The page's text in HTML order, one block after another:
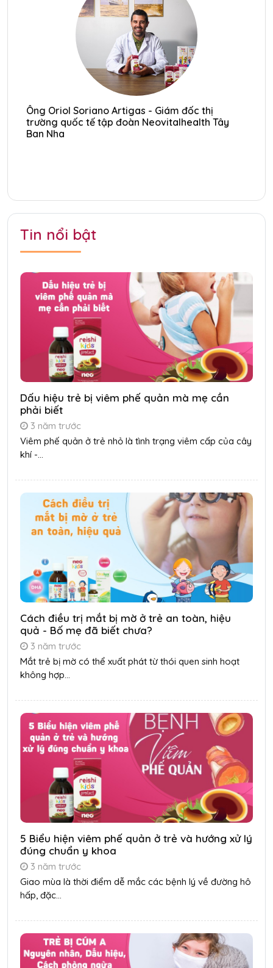
Ông Oriol Soriano Artigas - Giám đốc thị
trường quốc tế tập đoàn Neovitalhealth Tây
Ban Nha
Tin nổi bật
Dấu hiệu trẻ bị viêm phế quản mà mẹ cần
phải biết
3 năm trước
Viêm phế quản ở trẻ nhỏ là tình trạng viêm cấp của cây
khí -...
Cách điều trị mắt bị mờ ở trẻ an toàn, hiệu
quả - Bố mẹ đã biết chưa?
3 năm trước
Mắt trẻ bị mờ có thể xuất phát từ thói quen sinh hoạt
không hợp...
5 Biểu hiện viêm phế quản ở trẻ và hướng xử lý
đúng chuẩn y khoa
3 năm trước
Giao mùa là thời điểm dễ mắc các bệnh lý về đường hô
hấp, đặc...